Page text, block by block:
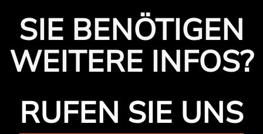
SIE BENÖTIGEN
WEITERE INFOS?
RUFEN SIE UNS